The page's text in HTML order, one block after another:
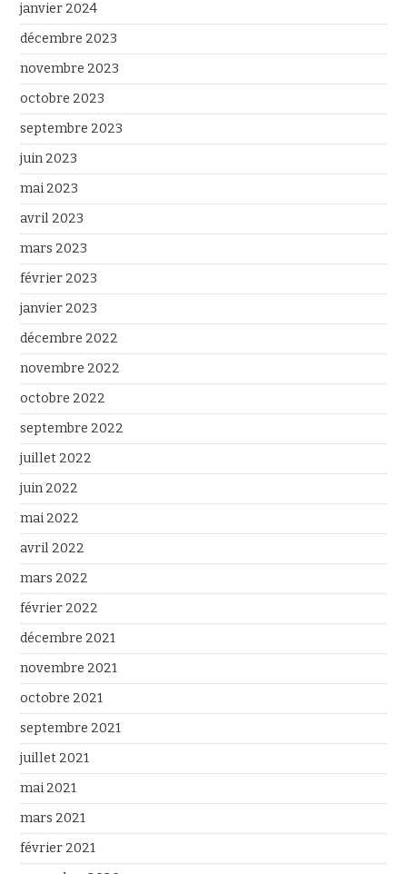
janvier 2024
décembre 2023
novembre 2023
octobre 2023
septembre 2023
juin 2023
mai 2023
avril 2023
mars 2023
février 2023
janvier 2023
décembre 2022
novembre 2022
octobre 2022
septembre 2022
juillet 2022
juin 2022
mai 2022
avril 2022
mars 2022
février 2022
décembre 2021
novembre 2021
octobre 2021
septembre 2021
juillet 2021
mai 2021
mars 2021
février 2021